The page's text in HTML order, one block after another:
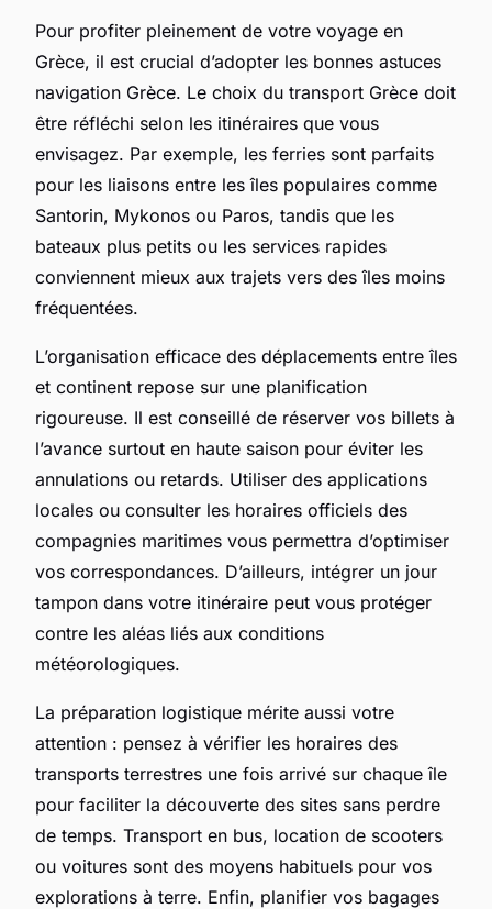
Pour profiter pleinement de votre voyage en
Grèce, il est crucial d’adopter les bonnes astuces
navigation Grèce. Le choix du transport Grèce doit
être réfléchi selon les itinéraires que vous
envisagez. Par exemple, les ferries sont parfaits
pour les liaisons entre les îles populaires comme
Santorin, Mykonos ou Paros, tandis que les
bateaux plus petits ou les services rapides
conviennent mieux aux trajets vers des îles moins
fréquentées.
L’organisation efficace des déplacements entre îles
et continent repose sur une planification
rigoureuse. Il est conseillé de réserver vos billets à
l’avance surtout en haute saison pour éviter les
annulations ou retards. Utiliser des applications
locales ou consulter les horaires officiels des
compagnies maritimes vous permettra d’optimiser
vos correspondances. D’ailleurs, intégrer un jour
tampon dans votre itinéraire peut vous protéger
contre les aléas liés aux conditions
météorologiques.
La préparation logistique mérite aussi votre
attention : pensez à vérifier les horaires des
transports terrestres une fois arrivé sur chaque île
pour faciliter la découverte des sites sans perdre
de temps. Transport en bus, location de scooters
ou voitures sont des moyens habituels pour vos
explorations à terre. Enfin, planifier vos bagages